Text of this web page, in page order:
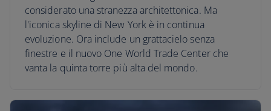
considerato una stranezza architettonica. Ma
l'iconica skyline di New York è in continua
evoluzione. Ora include un grattacielo senza
finestre e il nuovo One World Trade Center che
vanta la quinta torre più alta del mondo.